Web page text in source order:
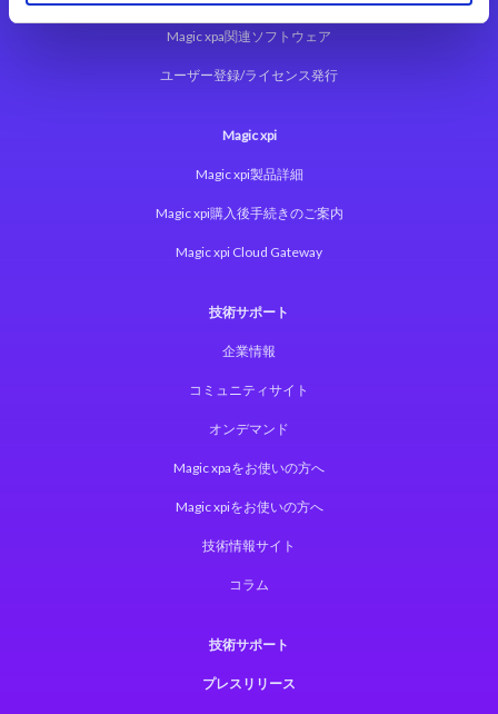
Magic xpa関連ソフトウェア
ユーザー登録/ライセンス発行
Magic xpi
Magic xpi製品詳細
Magic xpi購入後手続きのご案内
Magic xpi Cloud Gateway
技術サポート
企業情報
コミュニティサイト
オンデマンド
Magic xpaをお使いの方へ
Magic xpiをお使いの方へ
技術情報サイト
コラム
技術サポート
プレスリリース